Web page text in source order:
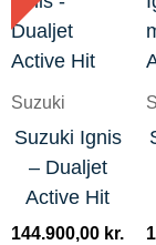
Suzuki
Suzuki Ignis
– Dualjet
Active Hit
144.900,00 kr.